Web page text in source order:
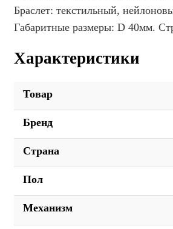
Браслет: текстильный,
Габаритные размеры: D 40мм.
Характеристики
Товар
Бренд
Страна
Пол
Механизм